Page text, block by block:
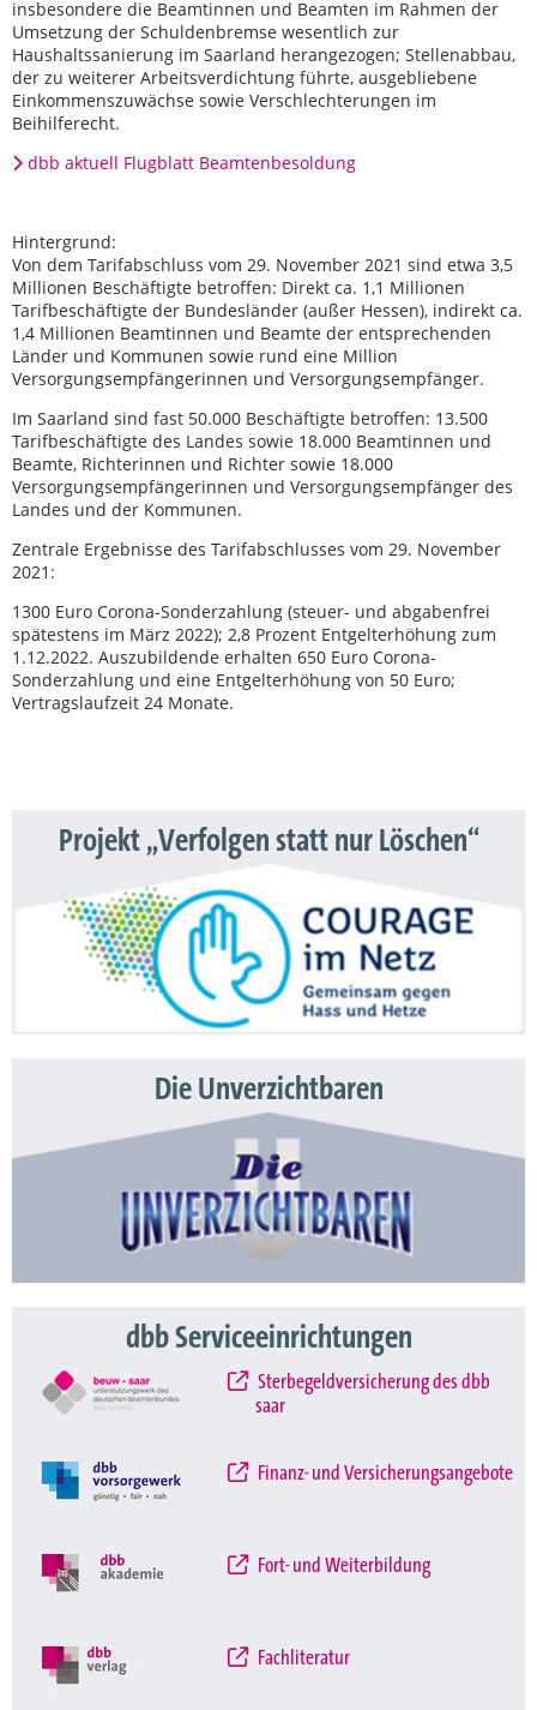
insbesondere die Beamtinnen und Beamten im Rahmen der
Umsetzung der Schuldenbremse wesentlich zur
Haushaltssanierung im Saarland herangezogen; Stellenabbau,
der zu weiterer Arbeitsverdichtung führte, ausgebliebene
Einkommenszuwächse sowie Verschlechterungen im
Beihilferecht.
dbb aktuell Flugblatt Beamtenbesoldung
Hintergrund:
Von dem Tarifabschluss vom 29. November 2021 sind etwa 3,5
Millionen Beschäftigte betroffen: Direkt ca. 1,1 Millionen
Tarifbeschäftigte der Bundesländer (außer Hessen), indirekt ca.
1,4 Millionen Beamtinnen und Beamte der entsprechenden
Länder und Kommunen sowie rund eine Million
Versorgungsempfängerinnen und Versorgungsempfänger.
Im Saarland sind fast 50.000 Beschäftigte betroffen: 13.500
Tarifbeschäftigte des Landes sowie 18.000 Beamtinnen und
Beamte, Richterinnen und Richter sowie 18.000
Versorgungsempfängerinnen und Versorgungsempfänger des
Landes und der Kommunen.
Zentrale Ergebnisse des Tarifabschlusses vom 29. November
2021:
1300 Euro Corona-Sonderzahlung (steuer- und abgabenfrei
spätestens im März 2022); 2,8 Prozent Entgelterhöhung zum
1.12.2022. Auszubildende erhalten 650 Euro Corona-
Sonderzahlung und eine Entgelterhöhung von 50 Euro;
Vertragslaufzeit 24 Monate.
Projekt „Verfolgen statt nur Löschen“
Die Unverzichtbaren
dbb Serviceeinrichtungen
Sterbegeldversicherung des dbb
saar
Finanz- und Versicherungsangebote
Fort- und Weiterbildung
Fachliteratur